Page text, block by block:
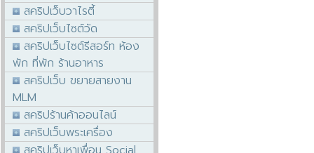
สคริปเว็บวาไรตี้
สคริปเว็บไซต์วัด
สคริปเว็บไซต์รีสอร์ท ห้อง
พัก ที่พัก ร้านอาหาร
สคริปเว็บ ขยายสายงาน
MLM
สคริปร้านค้าออนไลน์
สคริปเว็บพระเครื่อง